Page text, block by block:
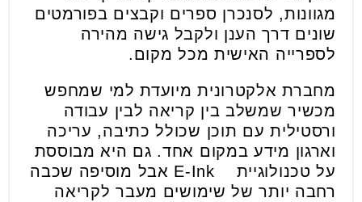
מגוונות, לסנכרן ספרים וקבצים בפורמטים
שונים דרך הענן ולקבל גישה מהירה
לספרייה האישית מכל מקום.
מחברת אלקטרונית מיועדת למי שמחפש
מכשיר שמשלב בין קריאה לבין עבודה
ורסטילית עם תוכן שכולל כתיבה, עריכה
וארגון מידע במקום אחד. גם היא מבוססת
על טכנולוגיית E-Ink אבל מוסיפה שכבה
רחבה יותר של שימושים מעבר לקריאה